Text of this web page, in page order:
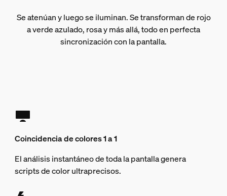
Se atenúan y luego se iluminan. Se transforman de rojo
a verde azulado, rosa y más allá, todo en perfecta
sincronización con la pantalla.
Coincidencia de colores 1 a 1
El análisis instantáneo de toda la pantalla genera
scripts de color ultraprecisos.